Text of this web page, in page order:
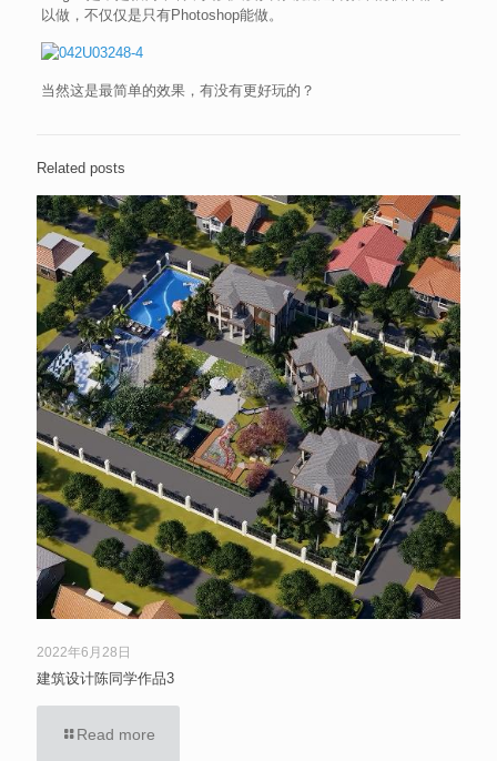
以做，不仅仅是只有Photoshop能做。
当然这是最简单的效果，有没有更好玩的？
Related posts
2022年6月28日
建筑设计陈同学作品3
Read more